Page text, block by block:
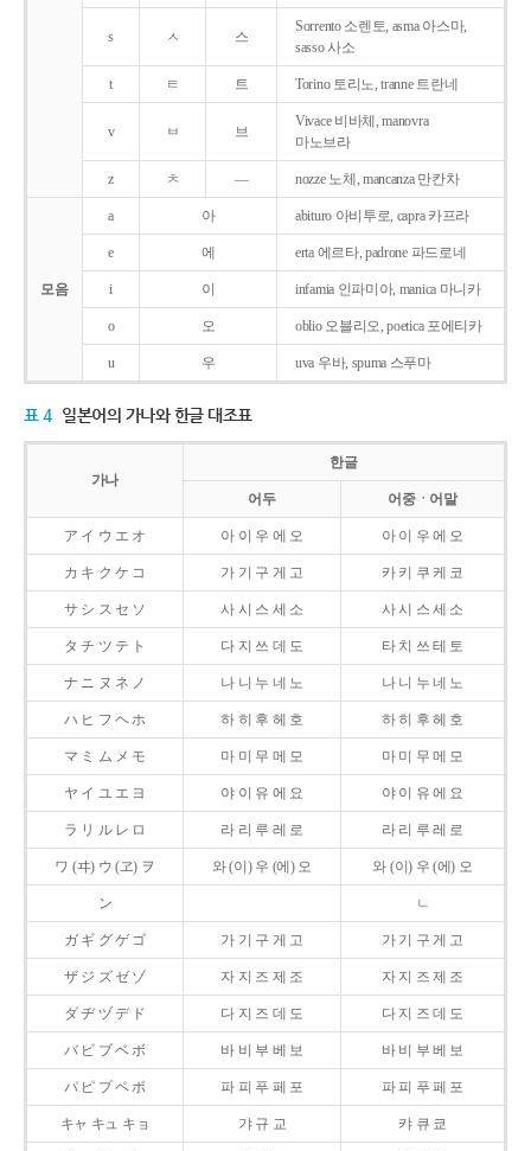
s ㅅ 스
Sorrento 소렌토, asma 아스마,
sasso 사소
t ㅌ 트 Torino 토리노, tranne 트란네
v ㅂ 브
Vivace 비바체, manovra
마노브라
z ㅊ ― nozze 노체, mancanza 만칸차
모음
a 아 abituro 아비투로, capra 카프라
e 에 erta 에르타, padrone 파드로네
i 이 infamia 인파미아, manica 마니카
o 오 oblio 오블리오, poetica 포에티카
u 우 uva 우바, spuma 스푸마
표 4 일본어의 가나와 한글 대조표
가나
한글
어두 어중ㆍ어말
ア イ ウ エ オ 아 이 우 에 오 아 이 우 에 오
カ キ ク ケ コ 가 기 구 게 고 카 키 쿠 케 코
サ シ ス セ ソ 사 시 스 세 소 사 시 스 세 소
タ チ ツ テ ト 다 지 쓰 데 도 타 치 쓰 테 토
ナ ニ ヌ ネ ノ 나 니 누 네 노 나 니 누 네 노
ハ ヒ フ ヘ ホ 하 히 후 헤 호 하 히 후 헤 호
マ ミ ム メ モ 마 미 무 메 모 마 미 무 메 모
ヤ イ ユ エ ヨ 야 이 유 에 요 야 이 유 에 요
ラ リ ル レ ロ 라 리 루 레 로 라 리 루 레 로
ワ (ヰ) ウ (ヱ) ヲ 와 (이) 우 (에) 오 와 (이) 우 (에) 오
ン ㄴ
ガ ギ グ ゲ ゴ 가 기 구 게 고 가 기 구 게 고
ザ ジ ズ ゼ ゾ 자 지 즈 제 조 자 지 즈 제 조
ダ ヂ ヅ デ ド 다 지 즈 데 도 다 지 즈 데 도
バ ビ ブ ベ ボ 바 비 부 베 보 바 비 부 베 보
パ ピ プ ペ ポ 파 피 푸 페 포 파 피 푸 페 포
キャ キュ キョ 갸 규 교 캬 큐 쿄